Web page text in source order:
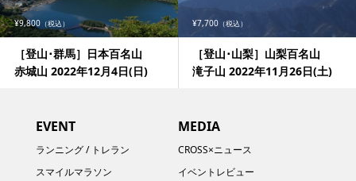
¥9,800 （税込）
［登山･群馬］日本百名山
赤城山 2022年12月4日(日)
¥7,700 （税込）
［登山･山梨］山梨百名山
滝子山 2022年11月26日(土)
EVENT
ランニング / トレラン
スマイルマラソン
MEDIA
CROSS×ニュース
イベントレビュー